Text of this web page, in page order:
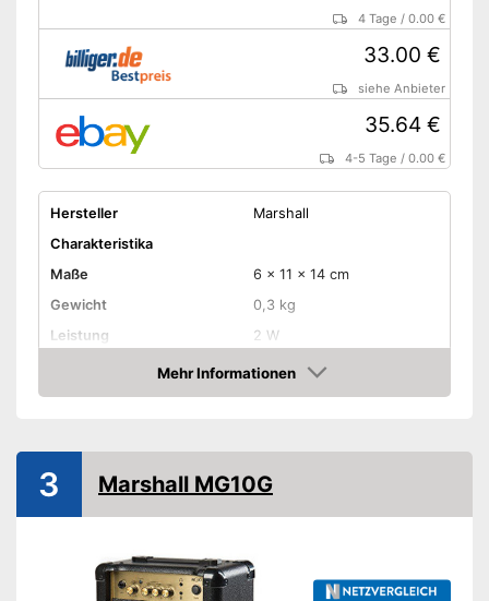
4 Tage /0.00 €
33.00 €
siehe Anbieter
35.64 €
4-5 Tage /0.00 €
Hersteller
Marshall
Charakteristika
Maße
6 x 11 x 14 cm
Gewicht
0,3 kg
Leistung
2 W
Anzahl Lautsprecher
- Gain
- Treble
- Reverb
Mehr Informationen
Amazon
3 Marshall MG10G